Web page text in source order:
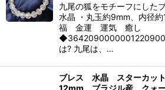
九尾の狐をモチーフにした
水晶 ・丸玉約9mm、内径
福 金運 運気 癒し
は? 九尾は、…
ブレス 水晶 スターカッ
12mm ブラジル産 クォ